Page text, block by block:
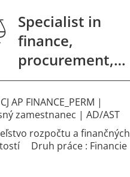
Specialist in
finance,
procurement,
and internal
control
AP FINANCE_PERM |
zamestnanec | AD/AST
rozpočtu a finančných
Druh práce : Financie